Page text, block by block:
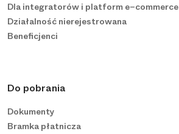
Dla integratorów i platform e−commerce
Działalność nierejestrowana
Beneficjenci
Do pobrania
Dokumenty
Bramka płatnicza